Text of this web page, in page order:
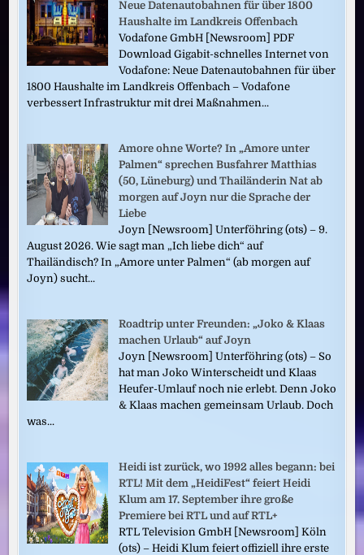
Neue Datenautobahnen für über 1800
Haushalte im Landkreis Offenbach
Vodafone GmbH [Newsroom] PDF
Download Gigabit-schnelles Internet von
Vodafone: Neue Datenautobahnen für über
1800 Haushalte im Landkreis Offenbach – Vodafone
verbessert Infrastruktur mit drei Maßnahmen...
Amore ohne Worte? In „Amore unter
Palmen“ sprechen Busfahrer Matthias
(50, Lüneburg) und Thailänderin Nat ab
morgen auf Joyn nur die Sprache der
Liebe
Joyn [Newsroom] Unterföhring (ots) – 9.
August 2026. Wie sagt man „Ich liebe dich“ auf
Thailändisch? In „Amore unter Palmen“ (ab morgen auf
Joyn) sucht...
Roadtrip unter Freunden: „Joko & Klaas
machen Urlaub“ auf Joyn
Joyn [Newsroom] Unterföhring (ots) – So
hat man Joko Winterscheidt und Klaas
Heufer-Umlauf noch nie erlebt. Denn Joko
& Klaas machen gemeinsam Urlaub. Doch
was...
Heidi ist zurück, wo 1992 alles begann: bei
RTL! Mit dem „HeidiFest“ feiert Heidi
Klum am 17. September ihre große
Premiere bei RTL und auf RTL+
RTL Television GmbH [Newsroom] Köln
(ots) – Heidi Klum feiert offiziell ihre erste